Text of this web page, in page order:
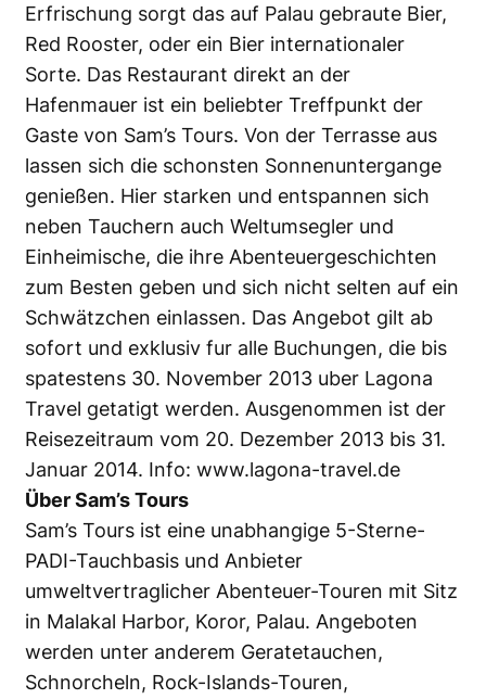
Erfrischung sorgt das auf Palau gebraute Bier,
Red Rooster, oder ein Bier internationaler
Sorte. Das Restaurant direkt an der
Hafenmauer ist ein beliebter Treffpunkt der
Gaste von Sam’s Tours. Von der Terrasse aus
lassen sich die schonsten Sonnenuntergange
genießen. Hier starken und entspannen sich
neben Tauchern auch Weltumsegler und
Einheimische, die ihre Abenteuergeschichten
zum Besten geben und sich nicht selten auf ein
Schwätzchen einlassen. Das Angebot gilt ab
sofort und exklusiv fur alle Buchungen, die bis
spatestens 30. November 2013 uber Lagona
Travel getatigt werden. Ausgenommen ist der
Reisezeitraum vom 20. Dezember 2013 bis 31.
Januar 2014. Info: www.lagona-travel.de
Über Sam’s Tours
Sam’s Tours ist eine unabhangige 5-Sterne-
PADI-Tauchbasis und Anbieter
umweltvertraglicher Abenteuer-Touren mit Sitz
in Malakal Harbor, Koror, Palau. Angeboten
werden unter anderem Geratetauchen,
Schnorcheln, Rock-Islands-Touren,